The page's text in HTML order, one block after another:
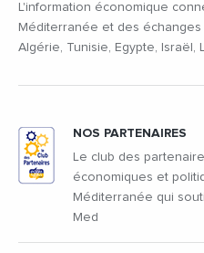
L'information économique
Méditerranée et des
Algérie, Tunisie, Egypte, Israël,
NOS PARTENAIRES
Le club des
économiques et
Méditerranée qui
Med